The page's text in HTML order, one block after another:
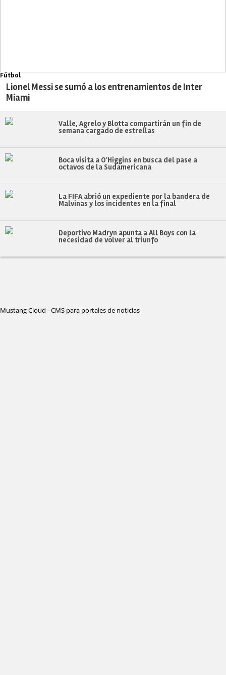
Fútbol
Lionel Messi se sumó a los entrenamientos de Inter
Miami
Valle, Agrelo y Blotta compartirán un fin de
semana cargado de estrellas
Boca visita a O'Higgins en busca del pase a
octavos de la Sudamericana
La FIFA abrió un expediente por la bandera de
Malvinas y los incidentes en la final
Deportivo Madryn apunta a All Boys con la
necesidad de volver al triunfo
Mustang Cloud - CMS para portales de noticias